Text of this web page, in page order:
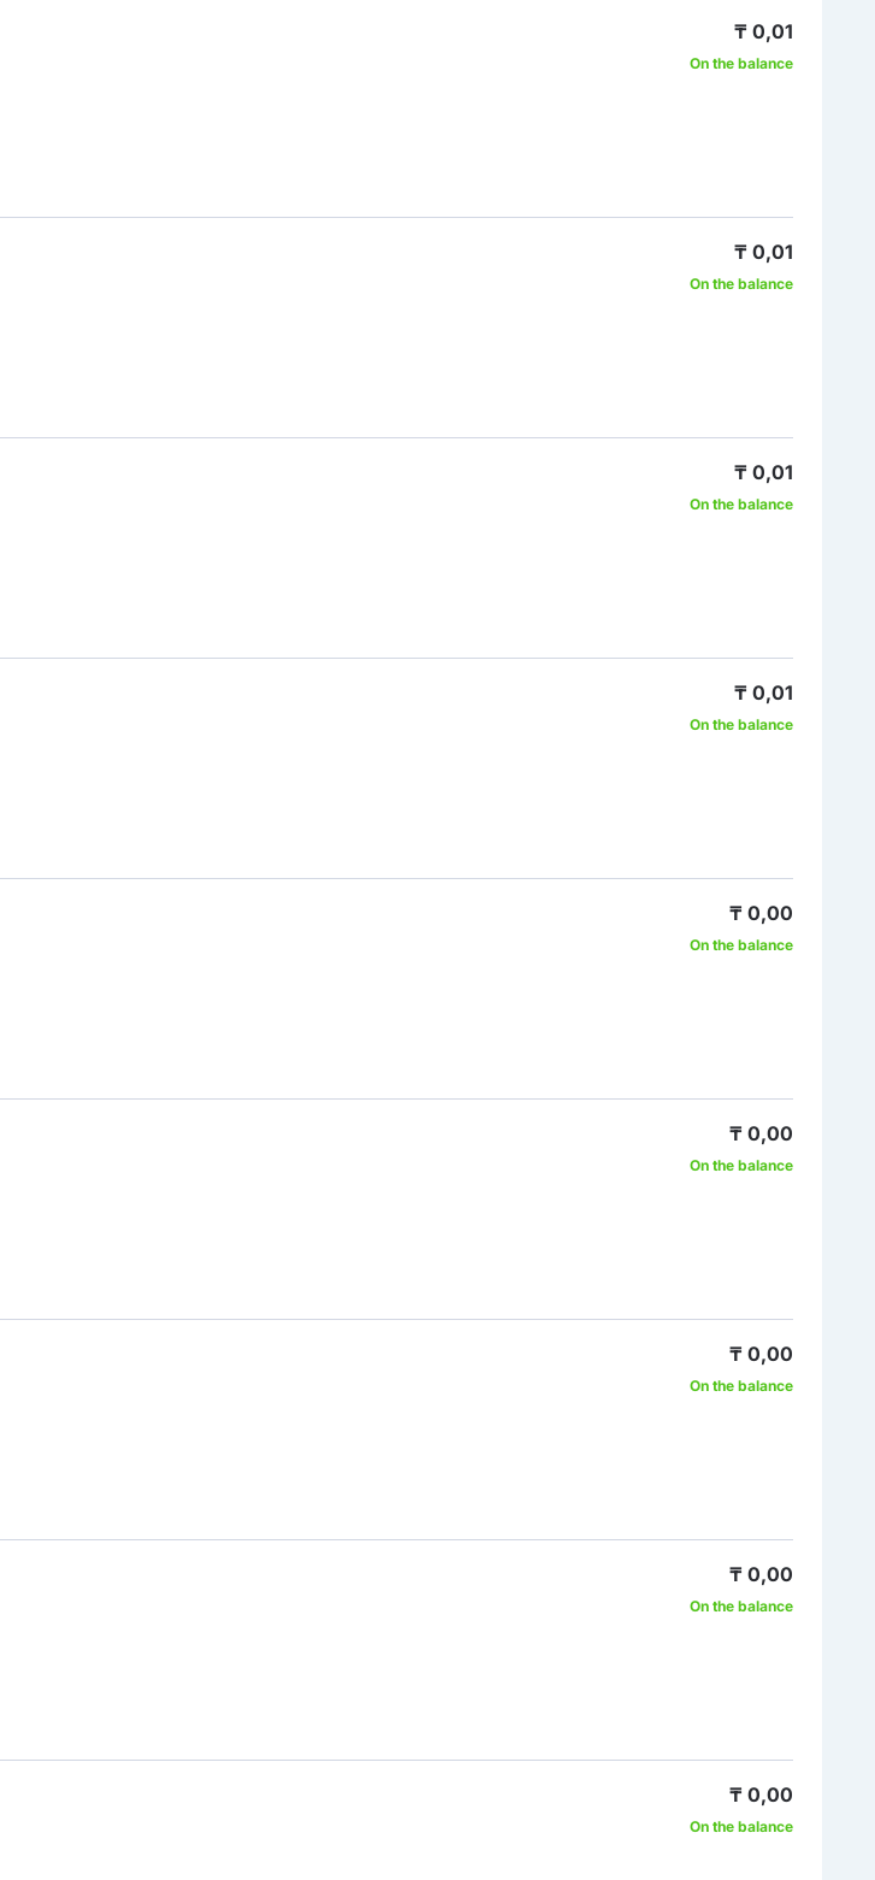
₸ 0,01
On the balance
₸ 0,01
On the balance
₸ 0,01
On the balance
₸ 0,01
On the balance
₸ 0,00
On the balance
₸ 0,00
On the balance
₸ 0,00
On the balance
₸ 0,00
On the balance
₸ 0,00
On the balance